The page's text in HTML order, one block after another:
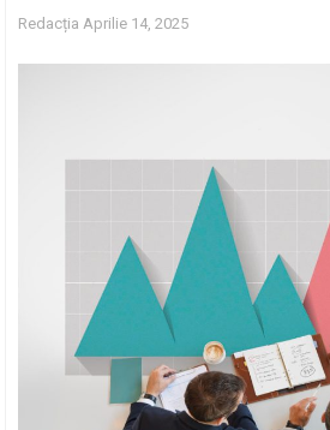
Redacția Aprilie 14, 2025